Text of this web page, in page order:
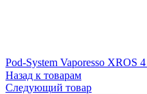
Pod-System Vaporesso XROS
Назад к товарам
Следующий товар